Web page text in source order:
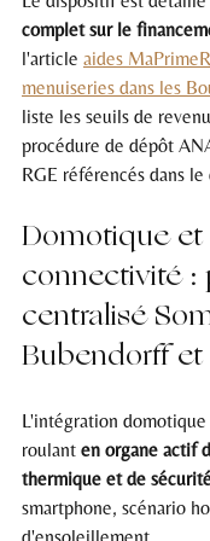
complet sur le
l'article aides
menuiseries dans les
liste les seuils de
procédure de dépôt
RGE référencés dans
Domotique et
connectivité :
centralisé
Bubendorff et
L'intégration
roulant en organe actif
thermique et de
smartphone, scénario